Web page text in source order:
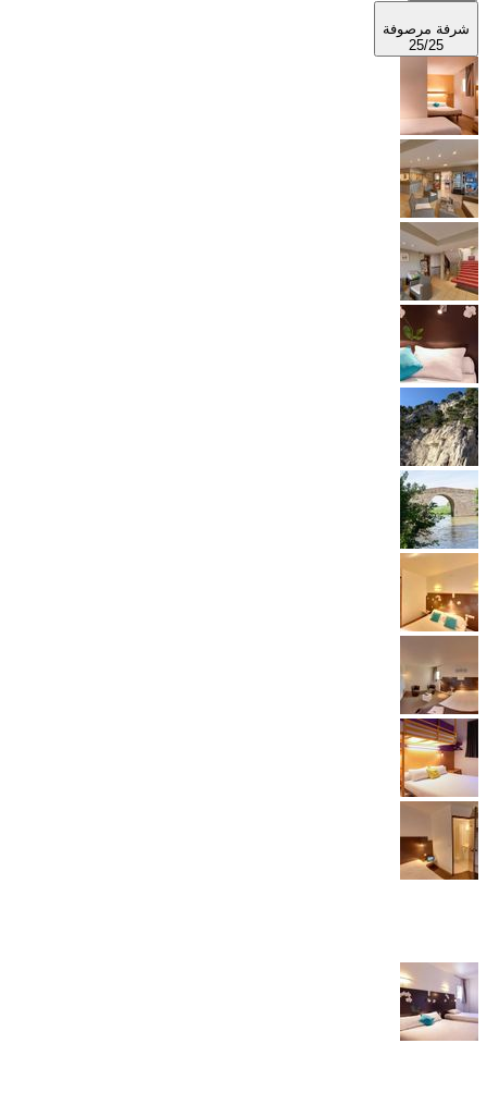
13/25
غرفة نوم
14/25
غرفة نوم
15/25
مطعم
غرفة نوم
19/25